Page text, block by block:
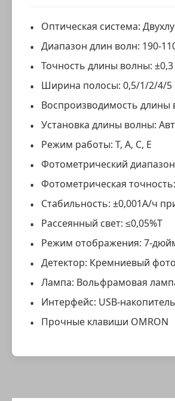
Оптическая система:
Диапазон длин волн: 190-
Точность длины волны:
Ширина полосы: 0,5/1/2/4/5
Воспроизводимость длины
Установка длины волны:
Режим работы: T, A, C, E
Фотометрический диапазон:
Фотометрическая
Стабильность: ±0,001A/ч
Рассеянный свет: ≤0,05%T
Режим отображения: 7-
Детектор: Кремниевый
Лампа: Вольфрамовая
Интерфейс: USB-
Прочные клавиши OMRON